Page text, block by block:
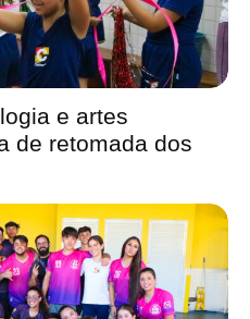
e artes
de retomada dos